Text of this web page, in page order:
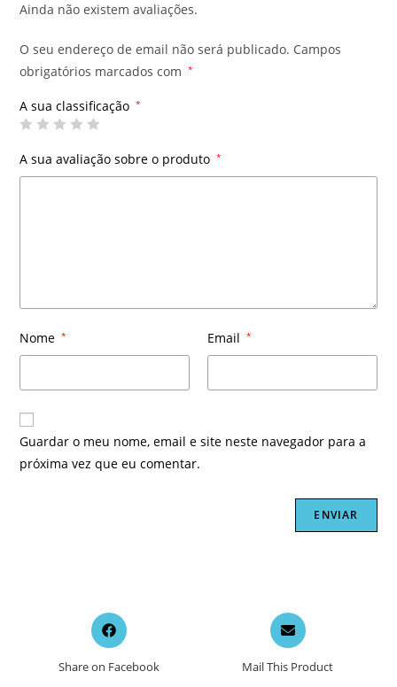
Ainda não existem avaliações.
O seu endereço de email não será publicado. Campos
obrigatórios marcados com
*
A sua classificação *
A sua avaliação sobre o produto *
Nome * Email *
Guardar o meu nome, email e site neste navegador para a
próxima vez que eu comentar.
Opens
in
new
Share on Facebook
Opens
in
a
new
Mail This Product